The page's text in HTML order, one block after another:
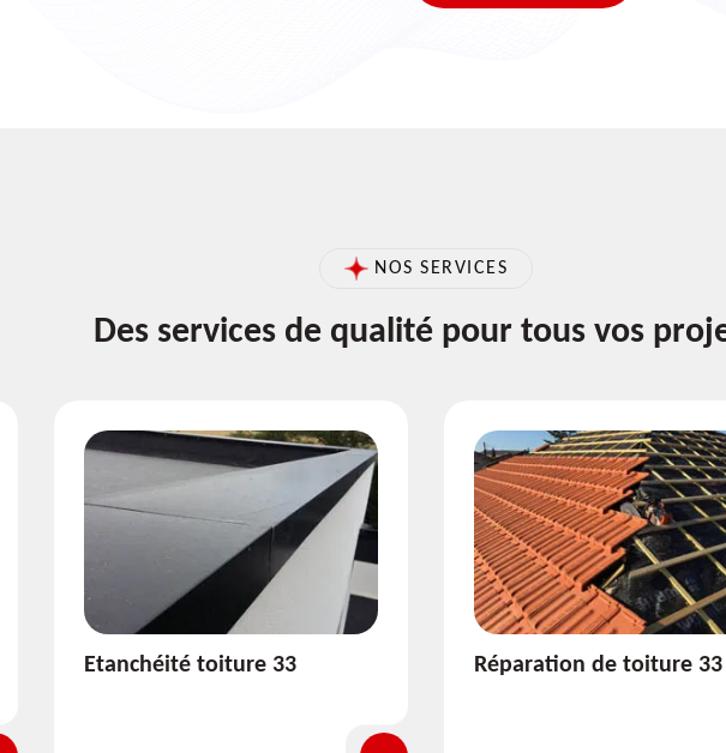
NOS SERVICES
Des services de qualité pour tous vos
Réparation de toiture 33 Isolation de toiture 33